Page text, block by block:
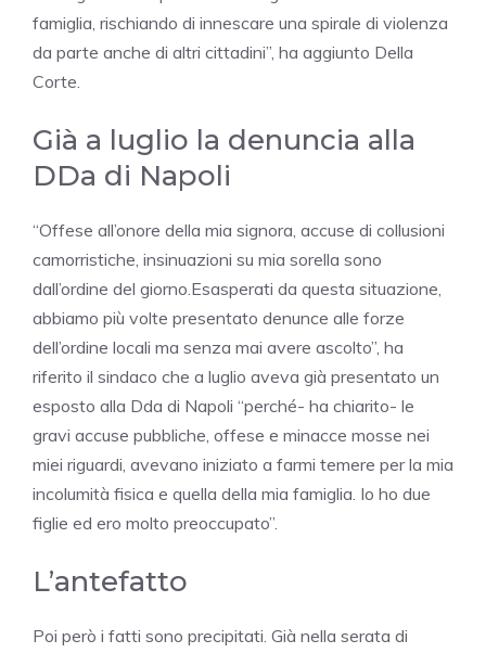
famiglia, rischiando di innescare una spirale di violenza
da parte anche di altri cittadini”, ha aggiunto Della
Corte.
Già a luglio la denuncia alla
DDa di Napoli
“Offese all’onore della mia signora, accuse di collusioni
camorristiche, insinuazioni su mia sorella sono
dall’ordine del giorno.Esasperati da questa situazione,
abbiamo più volte presentato denunce alle forze
dell’ordine locali ma senza mai avere ascolto”, ha
riferito il sindaco che a luglio aveva già presentato un
esposto alla Dda di Napoli “perché- ha chiarito- le
gravi accuse pubbliche, offese e minacce mosse nei
miei riguardi, avevano iniziato a farmi temere per la mia
incolumità fisica e quella della mia famiglia. Io ho due
figlie ed ero molto preoccupato”.
L’antefatto
Poi però i fatti sono precipitati. Già nella serata di